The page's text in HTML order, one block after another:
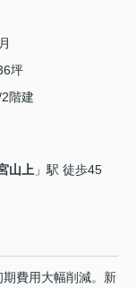
坪
階建
山上 」駅 徒歩45
費用大幅削減。新